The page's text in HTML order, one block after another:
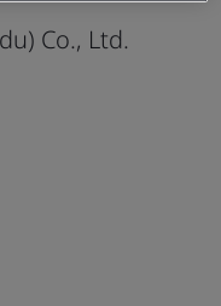
Co., Ltd.